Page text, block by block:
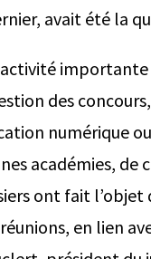
avait été la
des
numérique
académies, de
ont fait
en lien